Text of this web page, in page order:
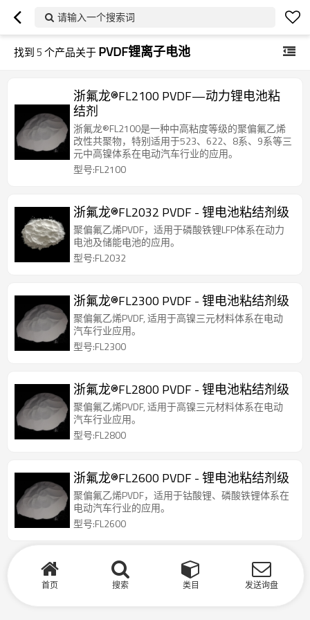
请输入一个搜索词
找到5个产品关于PVDF锂离子电池
浙氟龙®FL2100 PVDF—动力锂电池粘
结剂
浙氟龙®FL2100是一种中高粘度等级的聚偏氟乙烯
改性共聚物，特别适用于523、622、8系、9系等三
元中高镍体系在电动汽车行业的应用。
型号:FL2100
浙氟龙®FL2032 PVDF - 锂电池粘结剂级
聚偏氟乙烯PVDF，适用于磷酸铁锂LFP体系在动力
电池及储能电池的应用。
型号:FL2032
浙氟龙®FL2300 PVDF - 锂电池粘结剂级
聚偏氟乙烯PVDF, 适用于高镍三元材料体系在电动
汽车行业应用。
型号:FL2300
浙氟龙®FL2800 PVDF - 锂电池粘结剂级
聚偏氟乙烯PVDF, 适用于高镍三元材料体系在电动
汽车行业应用。
型号:FL2800
浙氟龙®FL2600 PVDF - 锂电池粘结剂级
聚偏氟乙烯PVDF，适用于钴酸锂、磷酸铁锂体系在
电动汽车行业的应用。
型号:FL2600
首页 搜索 类目 发送询盘